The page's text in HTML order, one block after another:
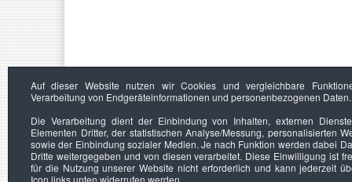
Auf dieser Website nutzen wir Cookies und vergleichbare
Verarbeitung von Endgeräteinformationen und personenbezogenen Daten.
Die Verarbeitung dient der Einbindung von Inhalten, externen
Elementen Dritter, der statistischen Analyse/Messung, personalisierten
sowie der Einbindung sozialer Medien. Je nach Funktion werden dabei
Dritte weitergegeben und von diesen verarbeitet. Diese Einwilligung ist
für die Nutzung unserer Website nicht erforderlich und kann jederzeit
Icon links unten widerrufen werden.